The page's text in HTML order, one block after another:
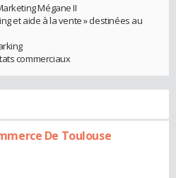
Mégane II
et aide à la vente » destinées au
commerciaux
De Toulouse